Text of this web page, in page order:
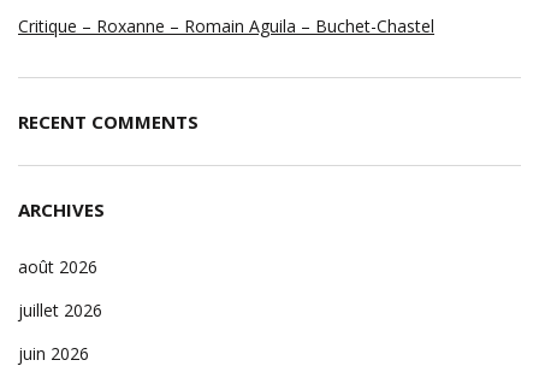
Critique – Roxanne – Romain Aguila – Buchet-Chastel
RECENT COMMENTS
ARCHIVES
août 2026
juillet 2026
juin 2026